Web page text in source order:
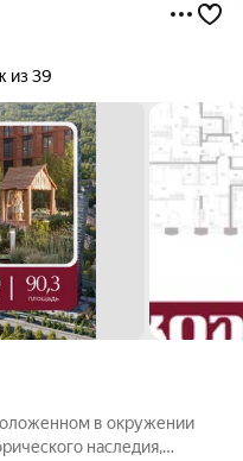
из 39
в окружении
наследия,